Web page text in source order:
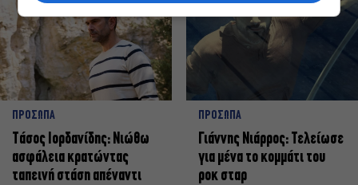
ΠΡΟΣΩΠΑ
Tάσος Ιορδανίδης: Νιώθω
ασφάλεια κρατώντας
ταπεινή στάση απέναντι
ΠΡΟΣΩΠΑ
Γιάννης Νιάρρος: Τελείωσε
για μένα το κομμάτι του
ροκ σταρ